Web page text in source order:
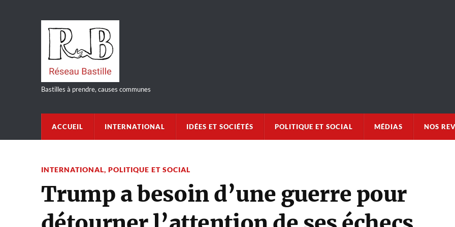
Bastilles à prendre, causes communes
ACCUEIL INTERNATIONAL IDÉES ET SOCIÉTÉS POLITIQUE ET SOCIAL MÉDIAS NOS
INTERNATIONAL, POLITIQUE ET SOCIAL
Trump a besoin d’une guerre pour